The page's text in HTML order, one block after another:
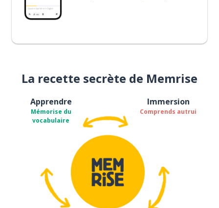
La recette secrète de Memrise
Apprendre
Mémorise du
vocabulaire
Immersion
Comprends autrui